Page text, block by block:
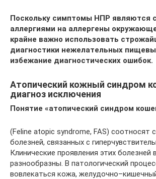
Поскольку симптомы НПР являются
аллергиями на аллергены
крайне важно использовать
диагностики нежелательных
избежание диагностических ошибок.
Атопический кожный синдром
диагноз исключения
Понятие «атопический синдром
(Feline atopic syndrome, FAS) соотносят
болезней, связанных с
Клинические проявления этих болезней
разнообразны. В патологический
вовлекаться кожа,